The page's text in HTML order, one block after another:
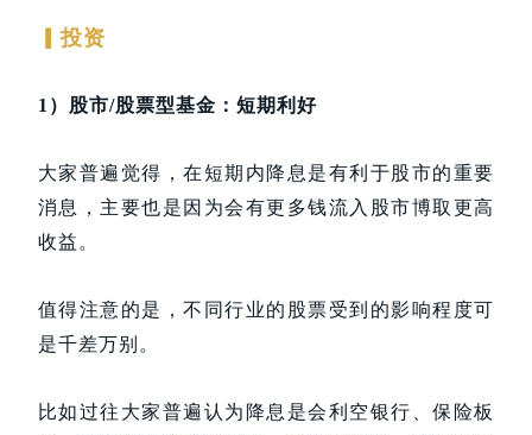
▎投资
1）股市/股票型基金：短期利好
大家普遍觉得，在短期内降息是有利于股市的重要
消息，主要也是因为会有更多钱流入股市博取更高
收益。
值得注意的是，不同行业的股票受到的影响程度可
是千差万别。
比如过往大家普遍认为降息是会利空银行、保险板